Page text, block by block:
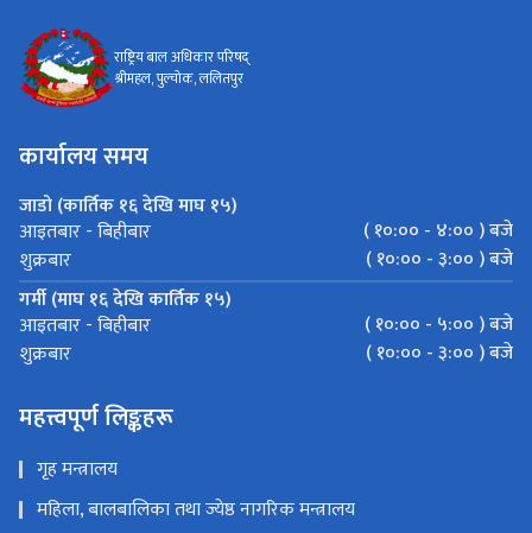
राष्ट्रिय बाल अधिकार परिषद्
श्रीमहल, पुल्चोक, ललितपुर
कार्यालय समय
जाडो (कार्तिक १६ देखि माघ १५)
आइतबार - बिहीबार
( १०:०० - ४:०० ) बजे
शुक्रबार
( १०:०० - ३:०० ) बजे
गर्मी (माघ १६ देखि कार्तिक १५)
आइतबार - बिहीबार
( १०:०० - ५:०० ) बजे
शुक्रबार
( १०:०० - ३:०० ) बजे
महत्त्वपूर्ण लिङ्कहरू
गृह मन्त्रालय
महिला, बालबालिका तथा ज्येष्ठ नागरिक मन्त्रालय